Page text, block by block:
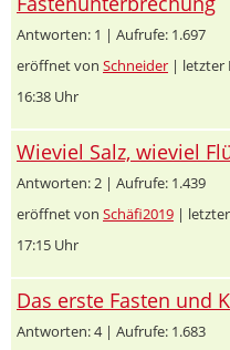
Antworten: 1 | Aufrufe: 1.697
eröffnet von Schneider | letzter
16:38 Uhr
Wieviel Salz, wieviel
Antworten: 2 | Aufrufe: 1.439
eröffnet von Schäfi2019 |
17:15 Uhr
Das erste Fasten und
Antworten: 4 | Aufrufe: 1.683